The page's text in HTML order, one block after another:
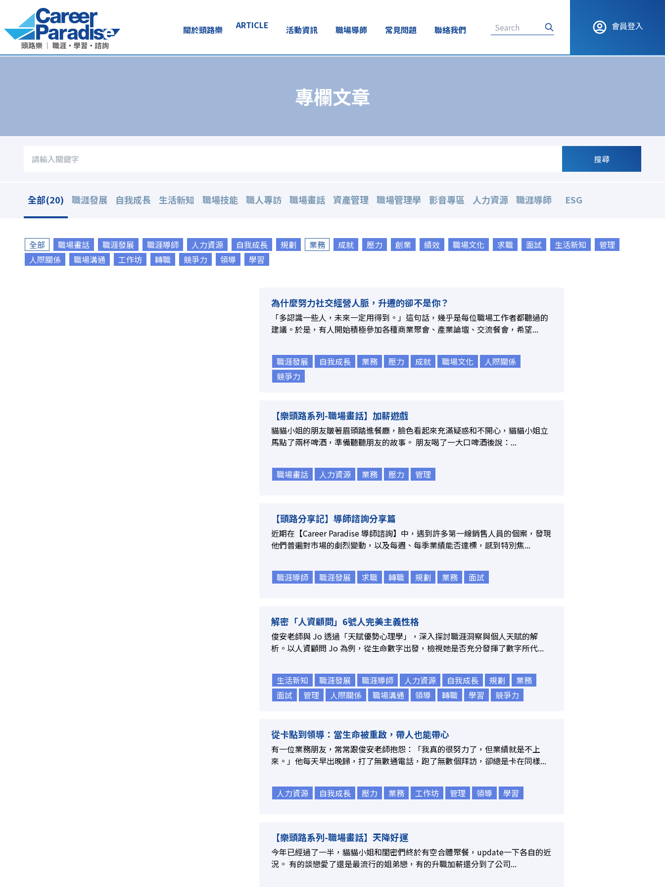
關於頭路樂 ARTICLE 活動資訊 職場導師 常見問題 聯絡我們 會員登入
專欄文章
搜尋
全部(20) 職涯發展 自我成長 生活新知 職場技能 職人專訪 職場畫話 資產管理 職場管理學 影音專區 人力資源 職涯導師 ESG
全部 職場畫話 職涯發展 職涯導師 人力資源 自我成長 規劃 業務 成就 壓力 創業 績效 職場文化 求職 面試 生活新知
管理
人際關係
職場溝通 工作坊 轉職 競爭力 領導 學習
為什麼努力社交經營人脈，升遷的卻不是你？
「多認識一些人，未來一定用得到。」這句話，幾乎是每位職場工作者都聽過的
建議。於是，有人開始積極參加各種商業聚會、產業論壇、交流餐會，希望...
職涯發展 自我成長 業務 壓力 成就 職場文化
人際關係
競爭力
【樂頭路系列-職場畫話】加薪遊戲
貓貓小姐的朋友皺著眉頭踏進餐廳，臉色看起來充滿疑惑和不開心，貓貓小姐立
馬點了兩杯啤酒，準備聽聽朋友的故事。 朋友喝了一大口啤酒後說：...
職場畫話 人力資源 業務 壓力 管理
【頭路分享記】導師諮詢分享篇
近期在【Career Paradise 導師諮詢】中，遇到許多第一線銷售人員的個案，發現
他們普遍對市場的劇烈變動，以及每週、每季業績能否達標，感到特別焦...
職涯導師 職涯發展 求職 轉職 規劃 業務 面試
解密「人資顧問」6號人完美主義性格
俊安老師與 Jo 透過「天賦優勢心理學」，深入探討職涯洞察與個人天賦的解
析。以人資顧問 Jo 為例，從生命數字出發，檢視她是否充分發揮了數字所代...
生活新知 職涯發展 職涯導師 人力資源 自我成長 規劃
業務
面試
管理 人際關係 職場溝通 領導 轉職 學習 競爭力
從卡點到領導：當生命被重啟，帶人也能帶心
有一位業務朋友，常常跟俊安老師抱怨：「我真的很努力了，但業績就是不上
來。」他每天早出晚歸，打了無數通電話，跑了無數個拜訪，卻總是卡在同樣...
人力資源 自我成長 壓力 業務 工作坊 管理 領導 學習
【樂頭路系列-職場畫話】天降好運
今年已經過了一半，貓貓小姐和閨密們終於有空合體聚餐，update一下各自的近
況。 有的談戀愛了還是最流行的姐弟戀，有的升職加薪還分到了公司...